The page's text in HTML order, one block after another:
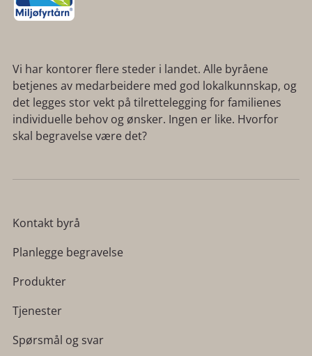
Vi har kontorer flere steder i landet. Alle byråene
betjenes av medarbeidere med god lokalkunnskap, og
det legges stor vekt på tilrettelegging for familienes
individuelle behov og ønsker. Ingen er like. Hvorfor
skal begravelse være det?
Kontakt byrå
Planlegge begravelse
Produkter
Tjenester
Spørsmål og svar